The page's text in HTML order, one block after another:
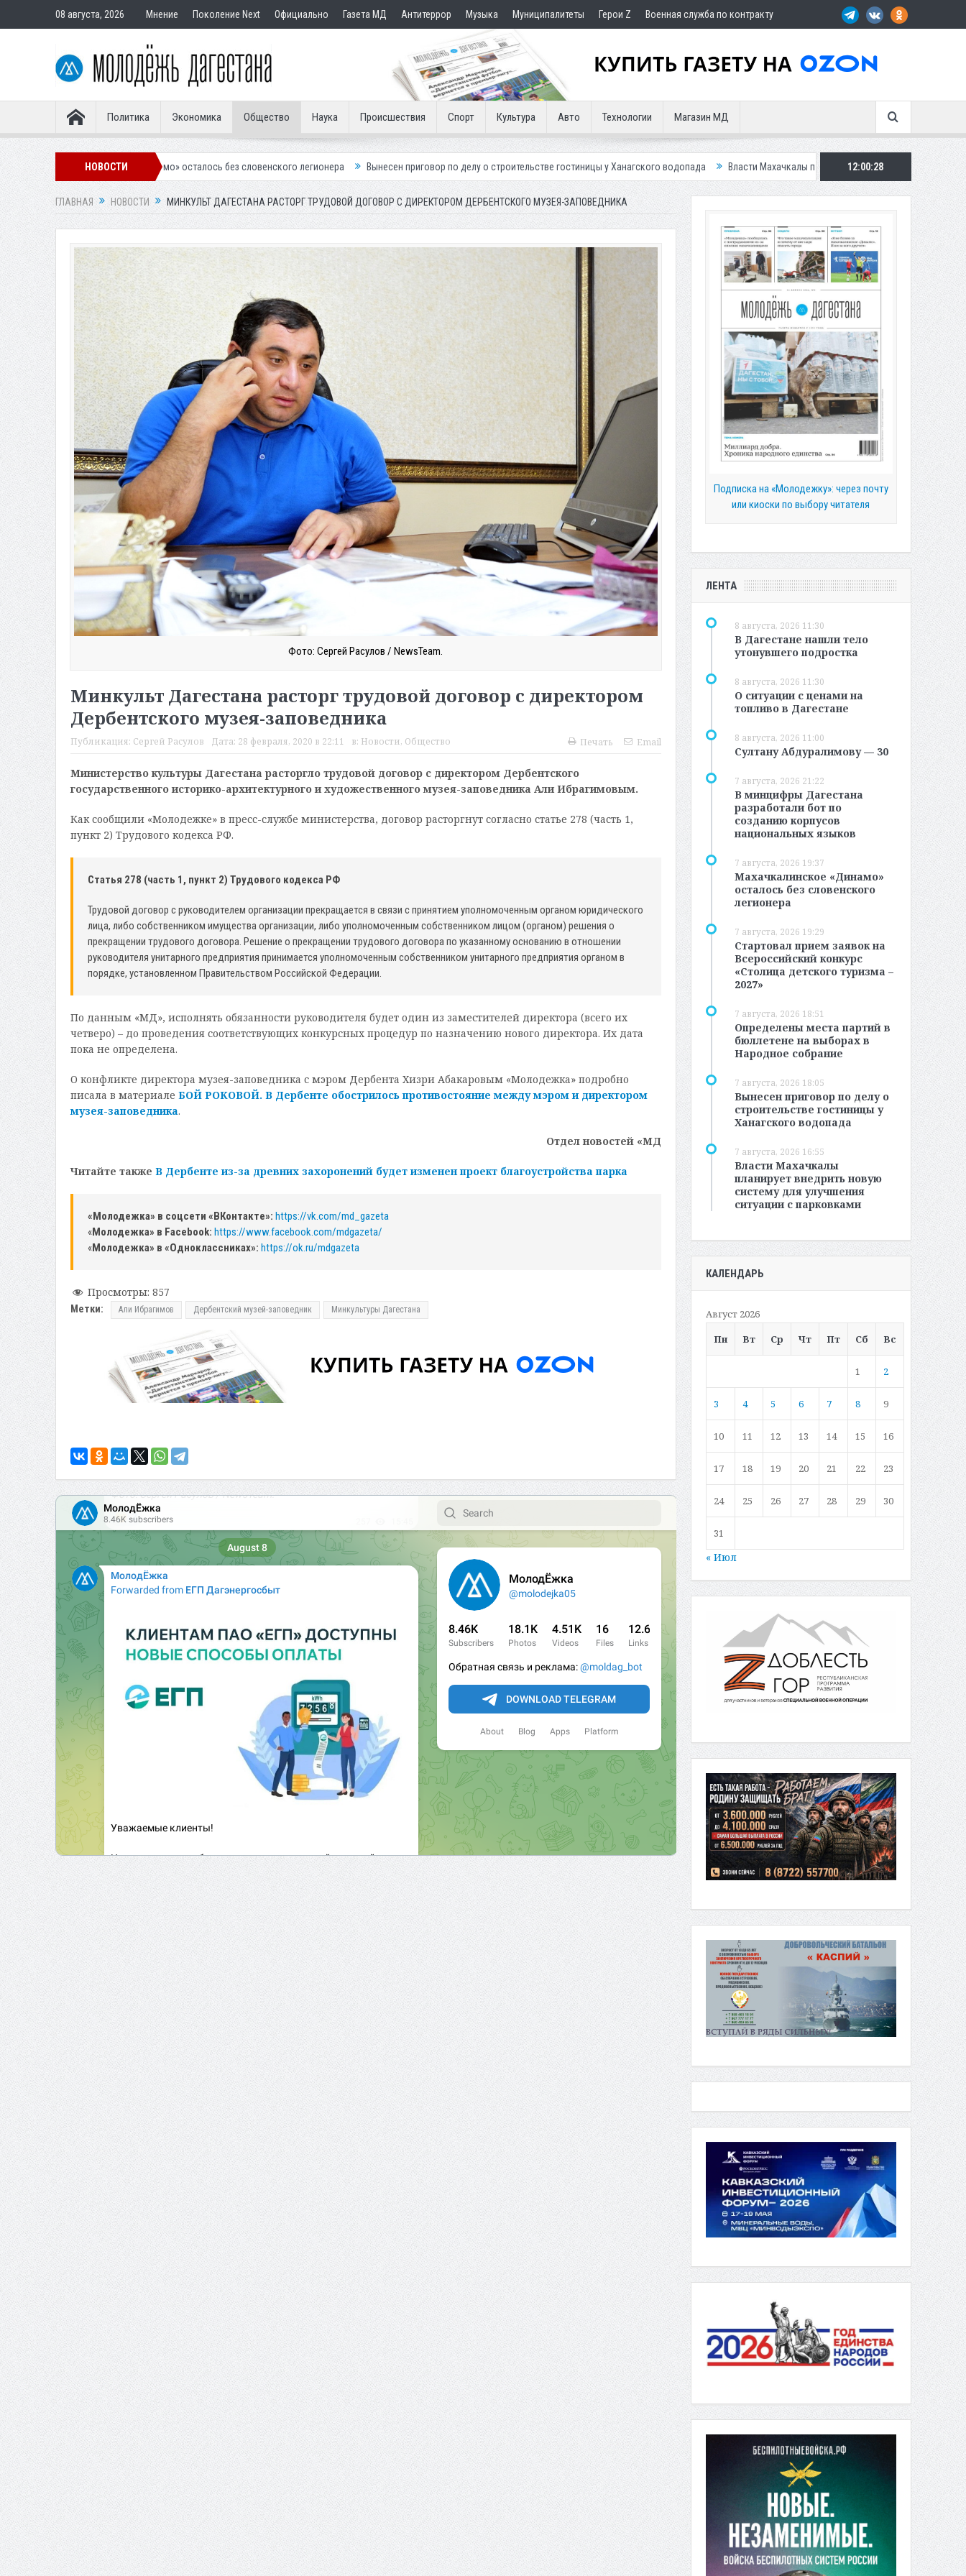
08 августа, 2026 Мнение Поколение Next Официально Газета МД Антитеррор Музыка Муниципалитеты Герои Z Военная служба по контракту
Политика Экономика Общество Наука Происшествия Спорт Культура Авто Технологии Магазин МД
НОВОСТИ
«Динамо» осталось без словенского легионера Вынесен приговор по делу о строительстве гостиницы у Ханагского водопада Власти Махачкалы планирует внедрить новую систему для улучшения
12:00:30
ГЛАВНАЯ НОВОСТИ МИНКУЛЬТ ДАГЕСТАНА РАСТОРГ ТРУДОВОЙ ДОГОВОР С ДИРЕКТОРОМ ДЕРБЕНТСКОГО МУЗЕЯ-ЗАПОВЕДНИКА
Фото: Сергей Расулов / NewsTeam.
Минкульт Дагестана расторг трудовой договор с директором
Дербентского музея-заповедника
Публикация: Сергей Расулов Дата: 28 февраля, 2020 в 22:11 в: Новости, Общество Печать Email
Министерство культуры Дагестана расторгло трудовой договор с директором Дербентского
государственного историко-архитектурного и художественного музея-заповедника Али Ибрагимовым.
Как сообщили «Молодежке» в пресс-службе министерства, договор расторгнут согласно статье 278 (часть 1,
пункт 2) Трудового кодекса РФ.
Статья 278 (часть 1, пункт 2) Трудового кодекса РФ
Трудовой договор с руководителем организации прекращается в связи с принятием уполномоченным органом юридического
лица, либо собственником имущества организации, либо уполномоченным собственником лицом (органом) решения о
прекращении трудового договора. Решение о прекращении трудового договора по указанному основанию в отношении
руководителя унитарного предприятия принимается уполномоченным собственником унитарного предприятия органом в
порядке, установленном Правительством Российской Федерации.
По данным «МД», исполнять обязанности руководителя будет один из заместителей директора (всего их
четверо) – до проведения соответствующих конкурсных процедур по назначению нового директора. Их дата
пока не определена.
О конфликте директора музея-заповедника с мэром Дербента Хизри Абакаровым «Молодежка» подробно
писала в материале БОЙ РОКОВОЙ. В Дербенте обострилось противостояние между мэром и директором
музея-заповедника.
Отдел новостей «МД
Читайте также В Дербенте из-за древних захоронений будет изменен проект благоустройства парка
«Молодежка» в соцсети «ВКонтакте»: https://vk.com/md_gazeta
«Молодежка» в Facebook: https://www.facebook.com/mdgazeta/
«Молодежка» в «Одноклассниках»: https://ok.ru/mdgazeta
Просмотры: 857
Метки: Али Ибрагимов Дербентский музей-заповедник Минкультуры Дагестана
Подписка на «Молодежку»: через почту
или киоски по выбору читателя
ЛЕНТА
8 августа, 2026 11:30
В Дагестане нашли тело
утонувшего подростка
8 августа, 2026 11:30
О ситуации с ценами на
топливо в Дагестане
8 августа, 2026 11:00
Султану Абдуралимову — 30
7 августа, 2026 21:22
В минцифры Дагестана
разработали бот по
созданию корпусов
национальных языков
7 августа, 2026 19:37
Махачкалинское «Динамо»
осталось без словенского
легионера
7 августа, 2026 19:29
Стартовал прием заявок на
Всероссийский конкурс
«Столица детского туризма –
2027»
7 августа, 2026 18:51
Определены места партий в
бюллетене на выборах в
Народное собрание
7 августа, 2026 18:05
Вынесен приговор по делу о
строительстве гостиницы у
Ханагского водопада
7 августа, 2026 16:55
Власти Махачкалы
планирует внедрить новую
систему для улучшения
ситуации с парковками
КАЛЕНДАРЬ
Август 2026
Пн
Вт Ср Чт Пт Сб Вс
1 2
3 4 5 6 7 8 9
10 11 12 13 14 15 16
17 18 19 20 21 22 23
24 25 26 27 28 29 30
31
« Июл